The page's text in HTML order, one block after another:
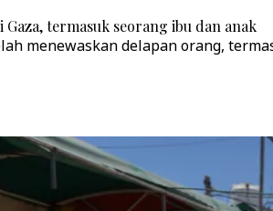
termasuk seorang ibu dan anak
menewaskan delapan orang,